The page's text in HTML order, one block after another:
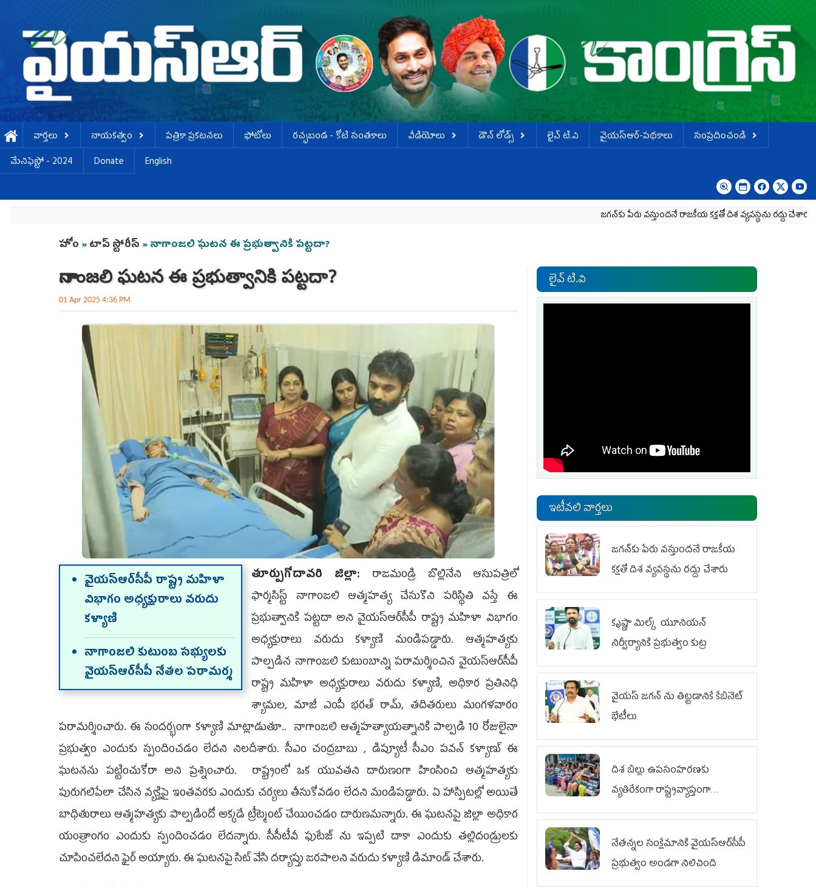
వార్తలు నాయకత్వం పత్రికా ప్రకటనలు ఫోటోలు ర‌చ్చ‌బండ‌ - కోటి సంత‌కాలు వీడియోలు డౌన్ లోడ్స్ లైవ్ టి.వి వైయస్ఆర్-పథకాలు
సంప్రదించండి
మేనిఫెస్టో - 2024
Donate English
జగన్‌కు పేరు వస్తుందనే రాజకీయ కక్షతో దిశ వ్య‌వ‌స్థ‌ను రద్దు చేశారు కృష్ణా
You are here
హోం »టాప్ స్టోరీస్ » నాగాంజ‌లి ఘ‌ట‌న‌ ఈ ప్ర‌భుత్వానికి ప‌ట్ట‌దా?
నాగాంజ‌లి ఘ‌ట‌న‌ ఈ ప్ర‌భుత్వానికి ప‌ట్ట‌దా?
01 Apr 2025 4:36 PM
వైయ‌స్ఆర్‌సీపీ రాష్ట్ర మ‌హిళా
విభాగం అధ్య‌క్షురాలు వ‌రుదు
క‌ళ్యాణి
నాగాంజ‌లి కుటుంబ స‌భ్యుల‌కు
వైయ‌స్ఆర్‌సీపీ నేత‌ల ప‌రామ‌ర్శ‌
తూర్పుగోదావరి జిల్లా:రాజమండ్రి బొల్లినేని ఆసుపత్రిలో
ఫార్మ‌సిస్ట్ నాగాంజ‌లి ఆత్మ‌హ‌త్య చేసుకొని ప‌రిస్థితి వ‌స్తే ఈ
ప్ర‌భుత్వానికి ప‌ట్ట‌దా అని వైయ‌స్ఆర్‌సీపీ రాష్ట్ర మ‌హిళా విభాగం
అధ్య‌క్షురాలు వ‌రుదు క‌ళ్యాణి మండిప‌డ్డారు. ఆత్మహత్యకు
పాల్పడిన నాగాంజలి కుటుంబాన్ని పరామర్శించిన వైయ‌స్ఆర్‌సీపీ
రాష్ట్ర మహిళా అధ్యక్షురాలు వరుదు కళ్యాణి, అధికార ప్రతినిధి
శ్యామల, మాజీ ఎంపీ భరత్ రామ్, త‌దిత‌రులు మంగ‌ళ‌వారం
ప‌రామ‌ర్శించారు. ఈ సంద‌ర్భంగా క‌ళ్యాణి మాట్లాడుతూ.. నాగాంజ‌లి ఆత్మ‌హత్యాయ‌త్నానికి పాల్ప‌డి 10 రోజులైనా
ప్రభుత్వం ఎందుకు స్పందించడం లేద‌ని నిల‌దీశారు. సీఎం చంద్రబాబు , డిప్యూటీ సీఎం పవన్ కళ్యాణ్ ఈ
ఘటనను పట్టించుకోరా అని ప్ర‌శ్నించారు. రాష్ట్రంలో ఒక యువతని దారుణంగా హింసించి ఆత్మహత్యకు
పురుగలిపేలా చేసిన వ్యక్తిపై ఇంత‌వ‌ర‌కు ఎందుకు చ‌ర్య‌లు తీసుకోవ‌డం లేద‌ని మండిప‌డ్డారు. ఏ హాస్పిటల్లో అయితే
బాధితురాలు ఆత్మహత్యకు పాల్పడిందో అక్క‌డే ట్రీట్మెంట్ చేయించడం దారుణమ‌న్నారు. ఈ ఘ‌ట‌నపై జిల్లా అధికార
యంత్రాంగం ఎందుకు స్పందించడం లేద‌న్నారు. సీసీటీవీ ఫుటేజ్ ను ఇప్పటి దాకా ఎందుకు తల్లిదండ్రులకు
చూపించలేద‌ని ఫైర్ అయ్యారు. ఈ ఘటనపై సిట్ వేసి దర్యాప్తు జరపాల‌ని వ‌రుదు క‌ళ్యాణి డిమాండ్ చేశారు.
లైవ్ టి.వి
ఇటీవలి వార్తలు
జగన్‌కు పేరు వస్తుందనే రాజకీయ
కక్షతో దిశ వ్య‌వ‌స్థ‌ను రద్దు చేశారు
కృష్ణా మిల్క్‌ యూనియన్‌
నిర్వీర్యానికి ప్రభుత్వం కుట్ర
వైయ‌స్ జగన్‌ ను తిట్టడానికే కేబినెట్‌
భేటీలు
దిశ బిల్లు ఉపసంహరణకు
వ్యతిరేకంగా రాష్ట్రవ్యాప్తంగా
వైయ‌స్ఆర్‌సీపీ మహిళా విభాగం
నేతన్నల సంక్షేమానికి వైయ‌స్ఆర్‌సీపీ
ప్రభుత్వం అండగా నిలిచింది